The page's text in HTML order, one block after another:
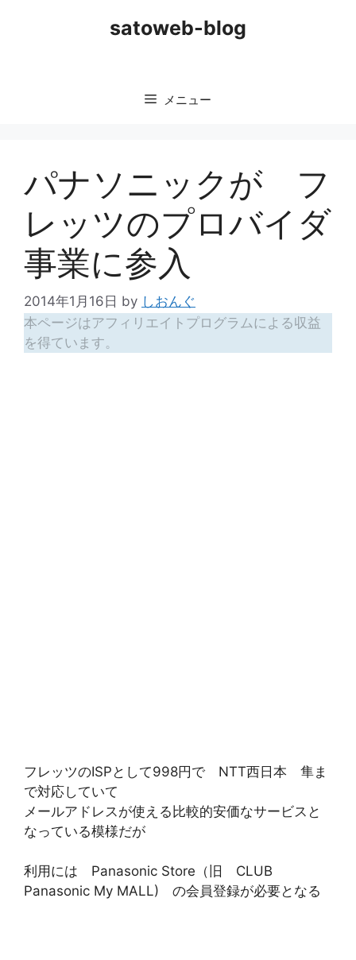
satoweb-blog
メニュー
パナソニックが フ
レッツのプロバイダ
事業に参入
2014年1月16日 by しおんぐ
本ページはアフィリエイトプログラムによる収益
を得ています。
フレッツのISPとして998円で NTT西日本 隼ま
で対応していて
メールアドレスが使える比較的安価なサービスと
なっている模様だが
利用には Panasonic Store（旧 CLUB
Panasonic My MALL) の会員登録が必要となる